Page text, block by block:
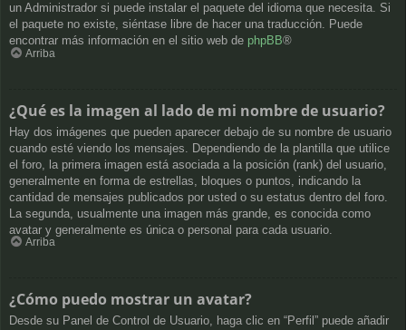
un Administrador si puede instalar el paquete del idioma que necesita. Si
el paquete no existe, siéntase libre de hacer una traducción. Puede
encontrar más información en el sitio web de phpBB®
Arriba
¿Qué es la imagen al lado de mi nombre de usuario?
Hay dos imágenes que pueden aparecer debajo de su nombre de usuario
cuando esté viendo los mensajes. Dependiendo de la plantilla que utilice
el foro, la primera imagen está asociada a la posición (rank) del usuario,
generalmente en forma de estrellas, bloques o puntos, indicando la
cantidad de mensajes publicados por usted o su estatus dentro del foro.
La segunda, usualmente una imagen más grande, es conocida como
avatar y generalmente es única o personal para cada usuario.
Arriba
¿Cómo puedo mostrar un avatar?
Desde su Panel de Control de Usuario, haga clic en “Perfil” puede añadir